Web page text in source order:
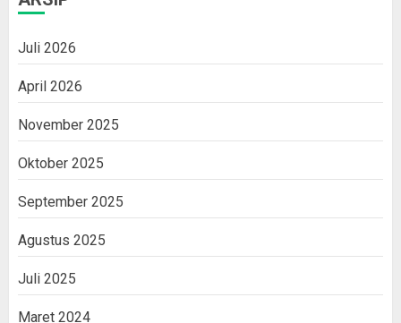
Juli 2026
April 2026
November 2025
Oktober 2025
September 2025
Agustus 2025
Juli 2025
Maret 2024